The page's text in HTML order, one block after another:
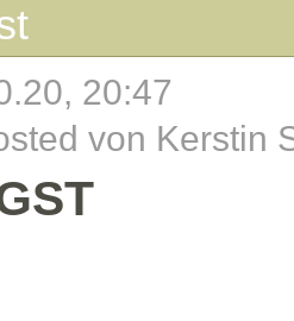
20:47
von Kerstin